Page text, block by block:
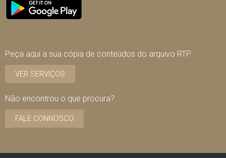
Peça aqui a sua cópia de conteúdos do arquivo RTP
VER SERVIÇOS
Não encontrou o que procura?
FALE CONNOSCO